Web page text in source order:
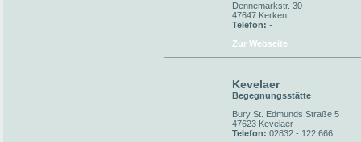
Dennemarkstr. 30
47647 Kerken
Telefon: -
Zur Webseite
Kevelaer
Begegnungsstätte
Bury St. Edmunds Straße 5
47623 Kevelaer
Telefon: 02832 - 122 666